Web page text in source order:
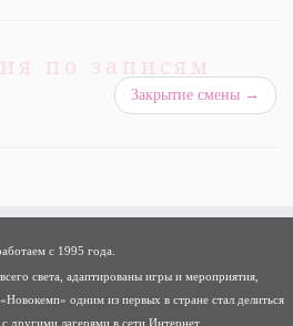
по записям
Закрытие смены →
с 1995 года.
света, адаптированы игры и мероприятия,
одним из первых в стране стал делиться
другими лагерями в сети Интернет.